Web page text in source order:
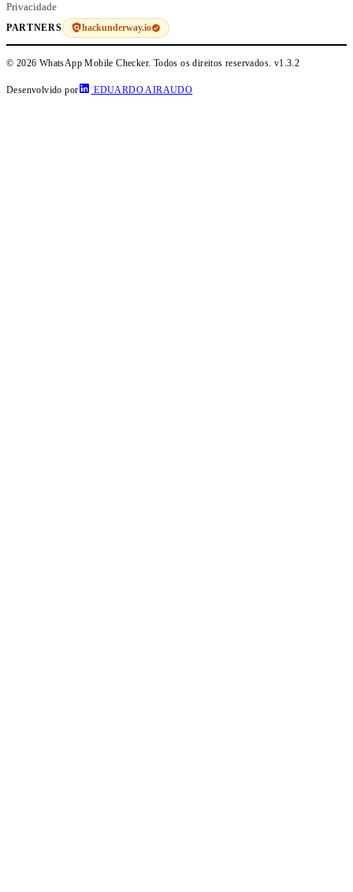
Privacidade
PARTNERS hackunderway.io
© 2026 WhatsApp Mobile Checker. Todos os direitos reservados. v1.3.2
Desenvolvido por EDUARDO AIRAUDO